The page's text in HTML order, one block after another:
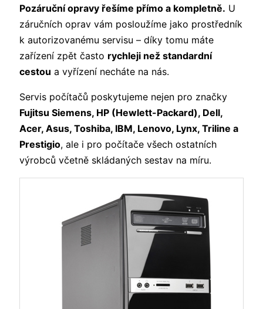
Pozáruční opravy řešíme přímo a kompletně. U
záručních oprav vám posloužíme jako prostředník
k autorizovanému servisu – díky tomu máte
zařízení zpět často rychleji než standardní
cestou a vyřízení necháte na nás.
Servis počítačů poskytujeme nejen pro značky
Fujitsu Siemens, HP (Hewlett-Packard), Dell,
Acer, Asus, Toshiba, IBM, Lenovo, Lynx, Triline a
Prestigio, ale i pro počítače všech ostatních
výrobců včetně skládaných sestav na míru.